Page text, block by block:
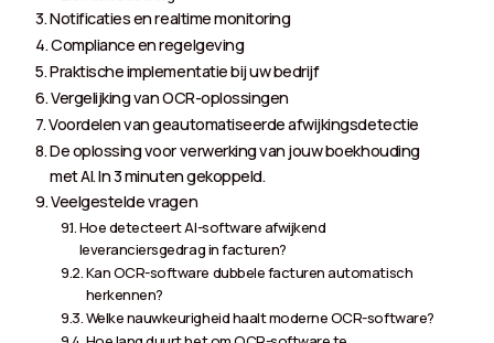
Notificaties en realtime monitoring
Compliance en regelgeving
Praktische implementatie bij uw bedrijf
Vergelijking van OCR-oplossingen
Voordelen van geautomatiseerde afwijkingsdetectie
De oplossing voor verwerking van jouw boekhouding
met AI. In 3 minuten gekoppeld.
Veelgestelde vragen
Hoe detecteert AI-software afwijkend
leveranciersgedrag in facturen?
Kan OCR-software dubbele facturen automatisch
herkennen?
Welke nauwkeurigheid haalt moderne OCR-software?